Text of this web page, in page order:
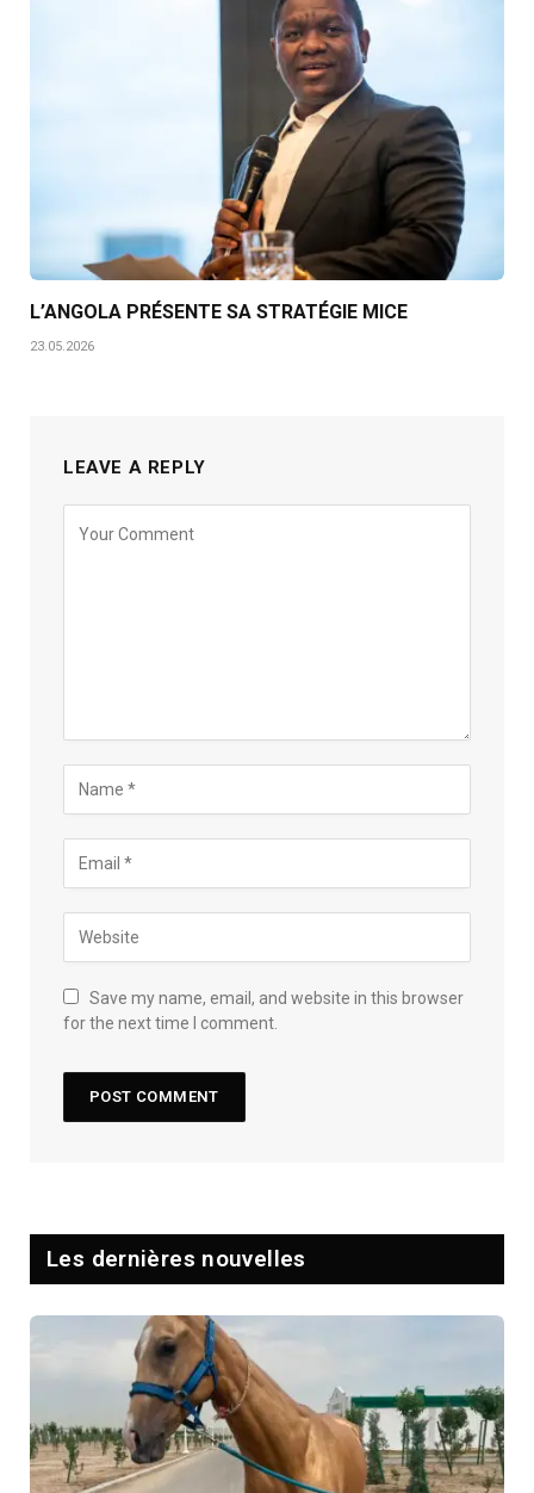
L’ANGOLA PRÉSENTE SA STRATÉGIE MICE
23.05.2026
LEAVE A REPLY
Save my name, email, and website in this browser
for the next time I comment.
Les dernières nouvelles